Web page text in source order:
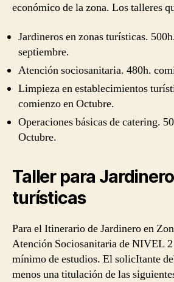
económico de la zona. Los talleres
Jardineros en zonas turísticas.
septiembre.
Atención sociosanitaria. 480h.
Limpieza en establecimientos
comienzo en Octubre.
Operaciones básicas de catering.
Octubre.
Taller para
turísticas
Para el Itinerario de Jardinero en
Atención Sociosanitaria de NIVEL
mínimo de estudios. El solicItante
menos una titulación de las